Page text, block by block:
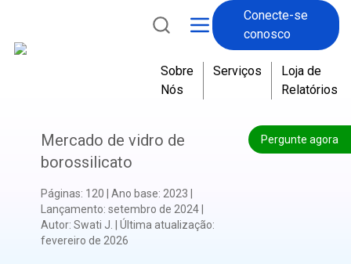
Conecte-se
conosco
Sobre
Nós
Serviços
Loja de
Relatórios
Pergunte agora
Mercado de vidro de
borossilicato
Páginas: 120 Ano base: 2023
Lançamento: setembro de 2024|
Autor: Swati J. Última atualização:
fevereiro de 2026